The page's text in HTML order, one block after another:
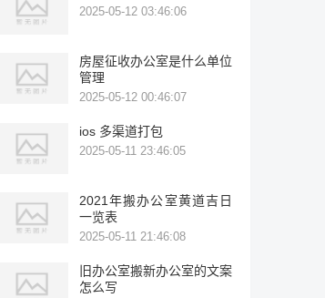
2025-05-12 03:46:06
房屋征收办公室是什么单位
管理
2025-05-12 00:46:07
ios 多渠道打包
2025-05-11 23:46:05
2021年搬办公室黄道吉日
一览表
2025-05-11 21:46:08
旧办公室搬新办公室的文案
怎么写